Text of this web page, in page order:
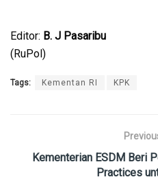
Editor: B. J Pasaribu
(RuPol)
Tags: Kementan RI KPK
Kementerian ESDM Beri
Practices